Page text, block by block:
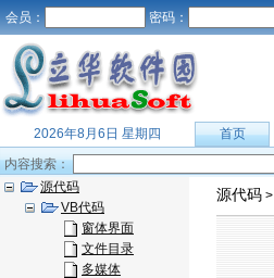
会员： 密码：
2026年8月6日 星期四 首页
内容搜索：
源代码
VB代码
窗体界面
文件目录
多媒体
源代码 >